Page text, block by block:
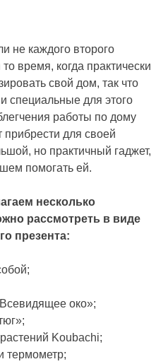
не каждого второго
время, когда практически
свой дом, так что
специальные для этого
работы по дому
для своей
но практичный гаджет,
помогать ей.
несколько
рассмотреть в виде
презента:
око»;
Koubachi;
термометр;